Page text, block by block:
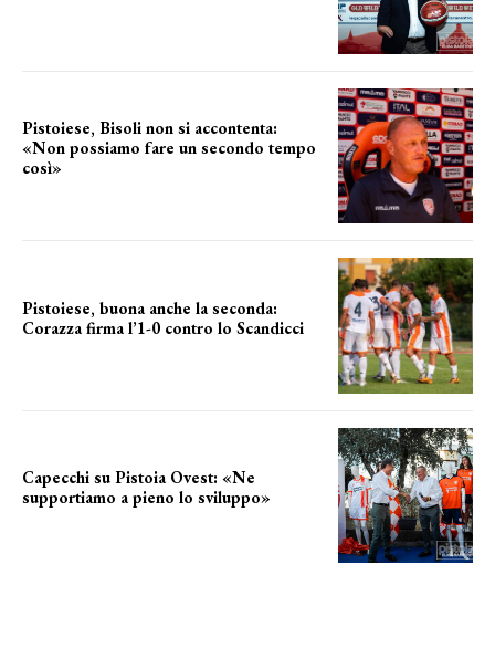
Pistoiese, Bisoli non si accontenta:
«Non possiamo fare un secondo tempo
così»
Pistoiese, buona anche la seconda:
Corazza firma l’1-0 contro lo Scandicci
Capecchi su Pistoia Ovest: «Ne
supportiamo a pieno lo sviluppo»